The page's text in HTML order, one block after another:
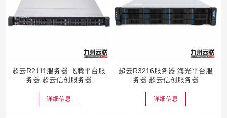
超云R2111服务器 飞腾平台服
务器 超云信创服务器
详细信息
超云R3216服务器 海光平台服
务器 超云信创服务器
详细信息